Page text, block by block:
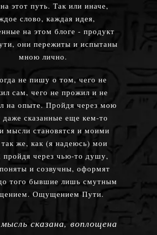
этот путь. Так или иначе,
слово, каждая идея,
на этом блоге - продукт
они пережиты и испытаны
мною лично.
не пишу о том, чего не
сам, чего не прожил и не
на опыте. Пройдя через мою
сказанные еще кем-то
мысли становятся и моими
же, как (я надеюсь) мои
пройдя через чью-то душу,
и созвучны, оформят
того бывшие лишь смутным
Ощущением Пути.
сказана, воплощена